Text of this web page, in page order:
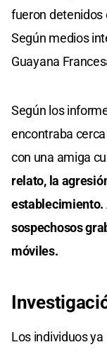
fueron detenidos
Según medios
Guayana
Según los
encontraba
con una amiga
relato, la
establecimiento.
sospechosos
móviles.
Los individuos